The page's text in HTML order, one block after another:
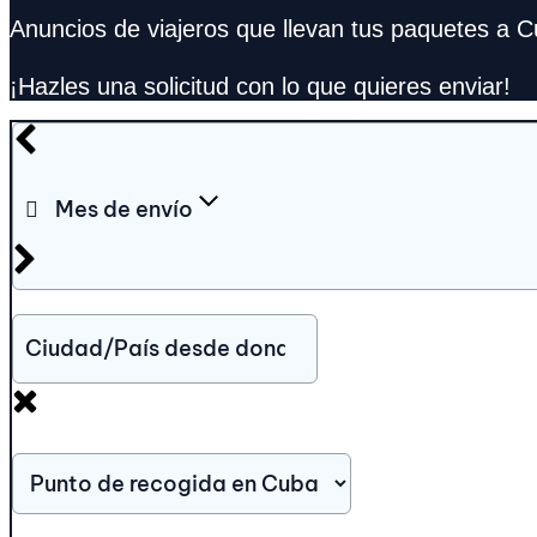
Anuncios de viajeros que llevan tus paquetes a
¡Hazles una solicitud con lo que quieres enviar!
Mes de envío